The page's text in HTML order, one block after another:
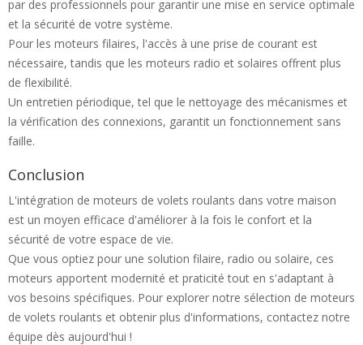
par des professionnels pour garantir une mise en service optimale
et la sécurité de votre système.
Pour les moteurs filaires, l'accès à une prise de courant est
nécessaire, tandis que les moteurs radio et solaires offrent plus
de flexibilité.
Un entretien périodique, tel que le nettoyage des mécanismes et
la vérification des connexions, garantit un fonctionnement sans
faille.
Conclusion
L'intégration de moteurs de volets roulants dans votre maison
est un moyen efficace d'améliorer à la fois le confort et la
sécurité de votre espace de vie.
Que vous optiez pour une solution filaire, radio ou solaire, ces
moteurs apportent modernité et praticité tout en s'adaptant à
vos besoins spécifiques. Pour explorer notre sélection de moteurs
de volets roulants et obtenir plus d'informations, contactez notre
équipe dès aujourd'hui !